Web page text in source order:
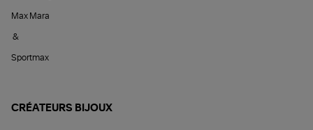
Max Mara
&
Sportmax
CRÉATEURS BIJOUX